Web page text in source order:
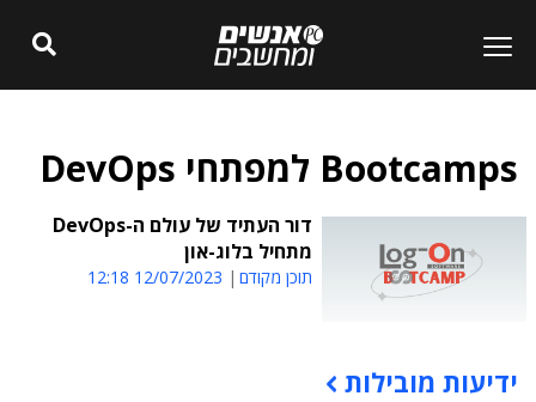
Bootcamps למפתחי DevOps
דור העתיד של עולם ה-DevOps
מתחיל בלוג-און
תוכן מקודם 12/07/2023 12:18
תוכן פרסומי
ידיעות מובילות